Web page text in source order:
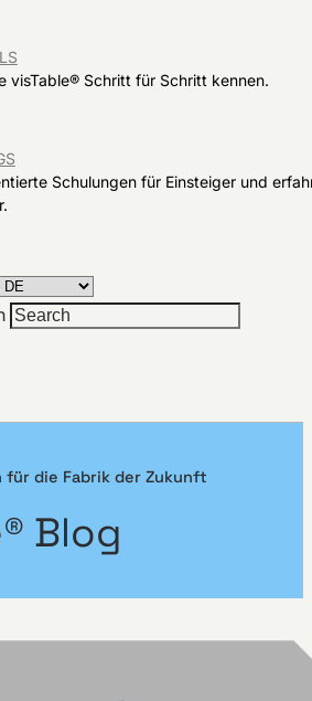
visTable® Schritt für Schritt kennen.
Schulungen für Einsteiger und
für die Fabrik der Zukunft
Blog